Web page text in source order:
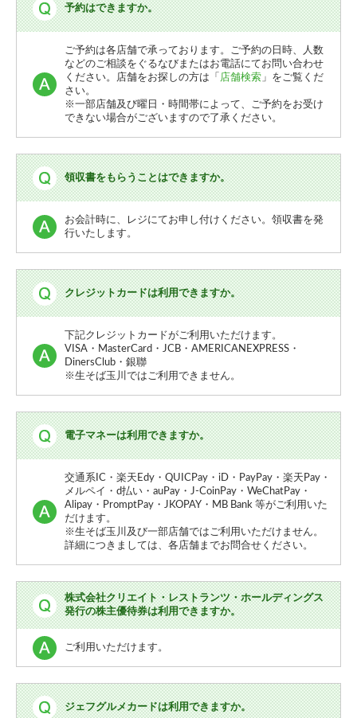
予約はできますか。
ご予約は各店舗で承っております。ご予約の日時、人数
などのご相談をぐるなびまたはお電話にてお問い合わせ
ください。店舗をお探しの方は「 店舗検索 」をご覧くだ
さい。
※一部店舗及び曜日・時間帯によって、ご予約をお受け
できない場合がございますので了承ください。
領収書をもらうことはできますか。
お会計時に、レジにてお申し付けください。領収書を発
行いたします。
クレジットカードは利用できますか。
下記クレジットカードがご利用いただけます。
VISA・MasterCard・JCB・AMERICANEXPRESS・
DinersClub・銀聯
※生そば玉川ではご利用できません。
電子マネーは利用できますか。
交通系IC・楽天Edy・QUICPay・iD・PayPay・楽天Pay・
メルペイ・d払い・auPay・J-CoinPay・WeChatPay・
Alipay・PromptPay・JKOPAY・MB Bank 等がご利用いた
だけます。
※生そば玉川及び一部店舗ではご利用いただけません。
詳細につきましては、各店舗までお問合せください。
株式会社クリエイト・レストランツ・ホールディングス
発行の株主優待券は利用できますか。
ご利用いただけます。
ジェフグルメカードは利用できますか。